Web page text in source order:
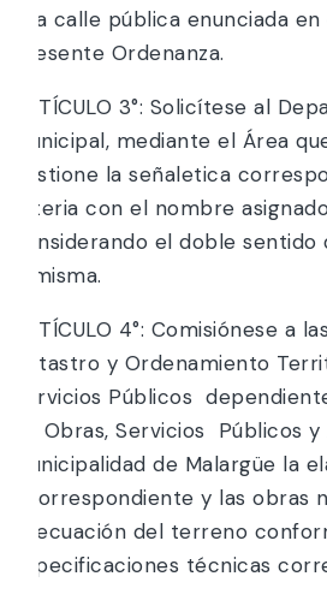
a la calle pública enunciada
presente Ordenanza.
ARTÍCULO 3°: Solicítese al
Municipal, mediante el Área
gestione la señaletica
arteria con el nombre
considerando el doble
misma.
ARTÍCULO 4°: Comisiónese a
Catastro y Ordenamiento
Servicios Públicos
de Obras, Servicios Públicos
Municipalidad de Malargüe la
correspondiente y las obras
adecuación del terreno
especificaciones técnicas